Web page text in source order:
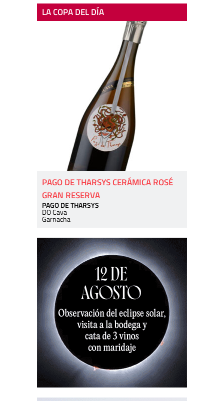
LA COPA DEL DÍA
PAGO DE THARSYS CERÁMICA ROSÉ
GRAN RESERVA
PAGO DE THARSYS
DO Cava
Garnacha